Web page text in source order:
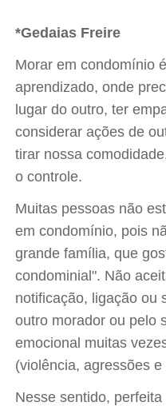
*Gedaias Freire
Morar em condomínio
aprendizado, onde
lugar do outro, ter
considerar ações de
tirar nossa
o controle.
Muitas pessoas não
em condomínio, pois
grande família, que
condominial". Não
notificação, ligação ou
outro morador ou pelo
emocional muitas
(violência, agressões e
Nesse sentido,